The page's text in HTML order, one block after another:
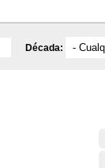
Década: